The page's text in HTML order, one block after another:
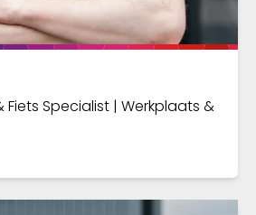
Fiets Specialist | Werkplaats &